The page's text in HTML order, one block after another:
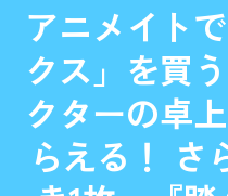
アニメイト
クス」を買
クターの卓
らえる！ さ